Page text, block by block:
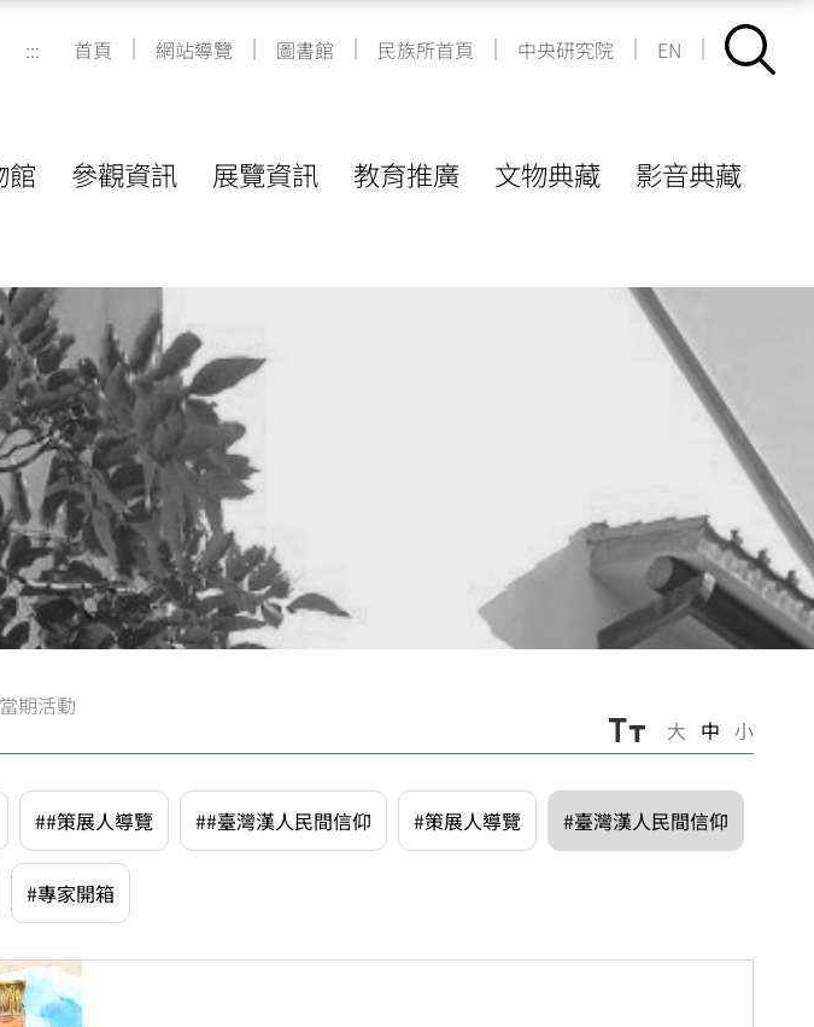
::: 首頁 | 網站導覽 | 圖書館 | 民族所首頁 | 中央研究院 | EN |
館 參觀資訊 展覽資訊 教育推廣 文物典藏
影音典藏
當期活動
大 中 小
##策展人導覽 ##臺灣漢人民間信仰 #策展人導覽 #臺灣漢人民間信仰
#專家開箱